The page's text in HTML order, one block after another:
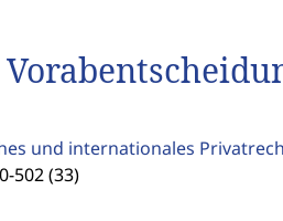
und internationales
502 (33)